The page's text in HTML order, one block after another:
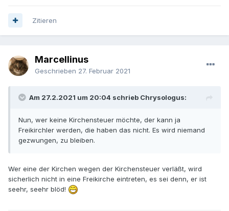
Zitieren
Marcellinus
Geschrieben 27. Februar 2021
Am 27.2.2021 um 20:04 schrieb Chrysologus:
Nun, wer keine Kirchensteuer möchte, der kann ja
Freikirchler werden, die haben das nicht. Es wird niemand
gezwungen, zu bleiben.
Wer eine der Kirchen wegen der Kirchensteuer verläßt, wird
sicherlich nicht in eine Freikirche eintreten, es sei denn, er ist
seehr, seehr blöd!